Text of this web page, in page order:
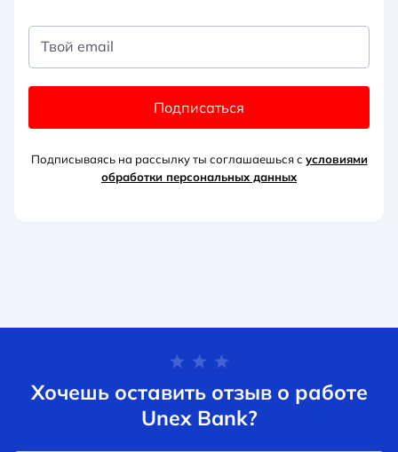
Твой email
Подписаться
Подписываясь на рассылку ты соглашаешься с условиями
обработки персональных данных
Хочешь оставить отзыв о работе
Unex Bank?